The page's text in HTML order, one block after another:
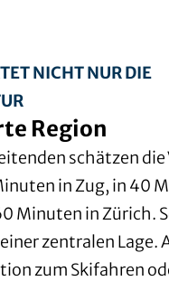
NICHT NUR DIE
Region
schätzen
in Zug, in 40
Minuten in Zürich.
zentralen Lage.
zum Skifahren